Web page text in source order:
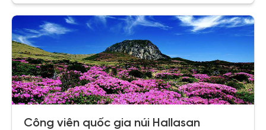
Công viên quốc gia núi Hallasan